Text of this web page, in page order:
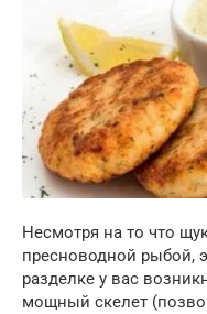
Несмотря на то что
пресноводной рыбой,
разделке у вас
мощный скелет